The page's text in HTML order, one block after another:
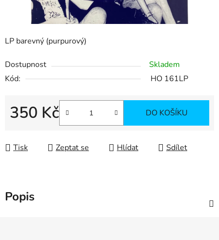
LP barevný (purpurový)
Dostupnost
Skladem
Kód:
HO 161LP
350 Kč DO KOŠÍKU
Tisk Zeptat se Hlídat Sdílet
Popis